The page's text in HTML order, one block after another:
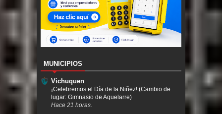
MUNICIPIOS
Vichuquen
¡Celebremos el Día de la Niñez! (Cambio de
lugar: Gimnasio de Aquelarre)
Hace 21 horas.